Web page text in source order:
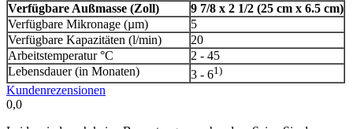
Verfügbare Außmasse (Zoll)
9 7/8 x 2 1/2 (25 cm x 6.5 cm)
Verfügbare Mikronage (µm)
5
Verfügbare Kapazitäten (l/min)
20
Arbeitstemperatur °C
2 - 45
Lebensdauer (in Monaten)
3 - 61)
Kundenrezensionen
0,0